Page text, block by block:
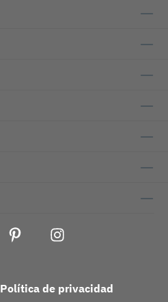
Política de privacidad